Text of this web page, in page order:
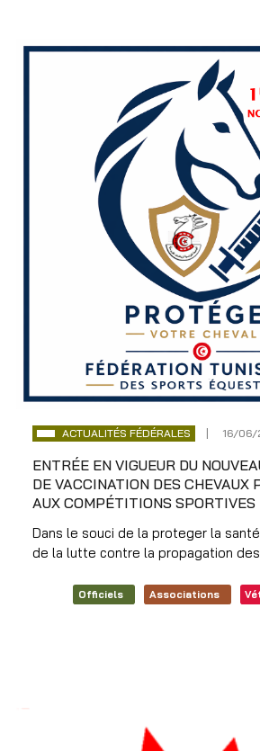
ACTUALITÉS FÉDÉRALES 16/06/
ENTRÉE EN VIGUEUR DU
DE VACCINATION DES CHEVAUX
AUX COMPÉTITIONS SPORTIVES
Dans le souci de la proteger la
de la lutte contre la propagation
Officiels Associations